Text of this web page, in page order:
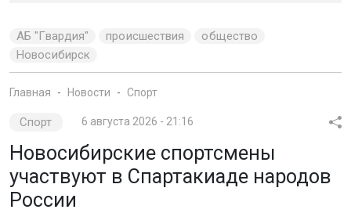
АБ "Гвардия" происшествия
общество
Новосибирск
Главная Новости Спорт
Спорт 6 августа 2026 - 21:16
Новосибирские спортсмены
участвуют в Спартакиаде народов
России